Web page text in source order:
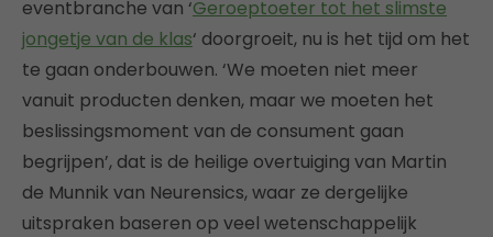
eventbranche van ‘Geroeptoeter tot het slimste
jongetje van de klas‘ doorgroeit, nu is het tijd om het
te gaan onderbouwen. ‘We moeten niet meer
vanuit producten denken, maar we moeten het
beslissingsmoment van de consument gaan
begrijpen’, dat is de heilige overtuiging van Martin
de Munnik van Neurensics, waar ze dergelijke
uitspraken baseren op veel wetenschappelijk